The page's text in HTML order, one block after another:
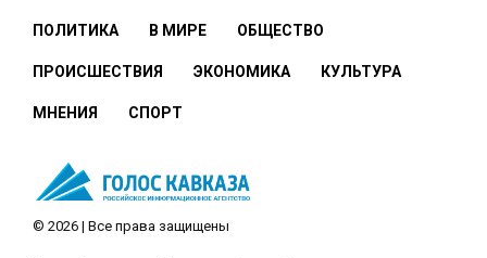
ПОЛИТИКА В МИРЕ ОБЩЕСТВО
ПРОИСШЕСТВИЯ ЭКОНОМИКА КУЛЬТУРА
МНЕНИЯ СПОРТ
© 2026 | Все права защищены